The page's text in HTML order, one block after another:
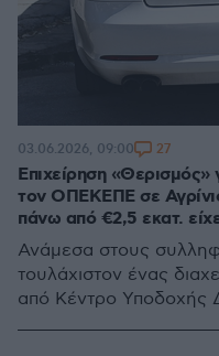
Επιχείρηση «Θερισμός»
τον ΟΠΕΚΕΠΕ σε
πάνω από €2,5 εκατ.
Ανάμεσα στους
τουλάχιστον ένας
από Κέντρο Υποδοχής
03.06.2026, 09:00 27